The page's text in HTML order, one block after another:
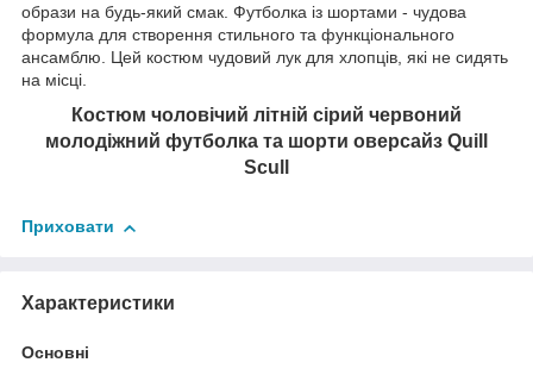
Костюм чоловічий літній сірий червоний
молодіжний футболка та шорти оверсайз Quill
Scull
образи на будь-який смак. Футболка із шортами - чудова
формула для створення стильного та функціонального
ансамблю. Цей костюм чудовий лук для хлопців, які не сидять
на місці.
Приховати
Характеристики
Основні